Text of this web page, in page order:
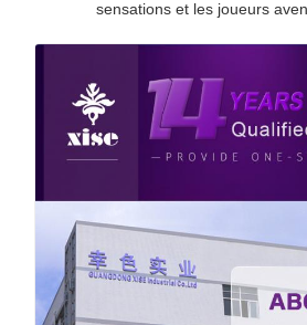
sensations et les joueurs